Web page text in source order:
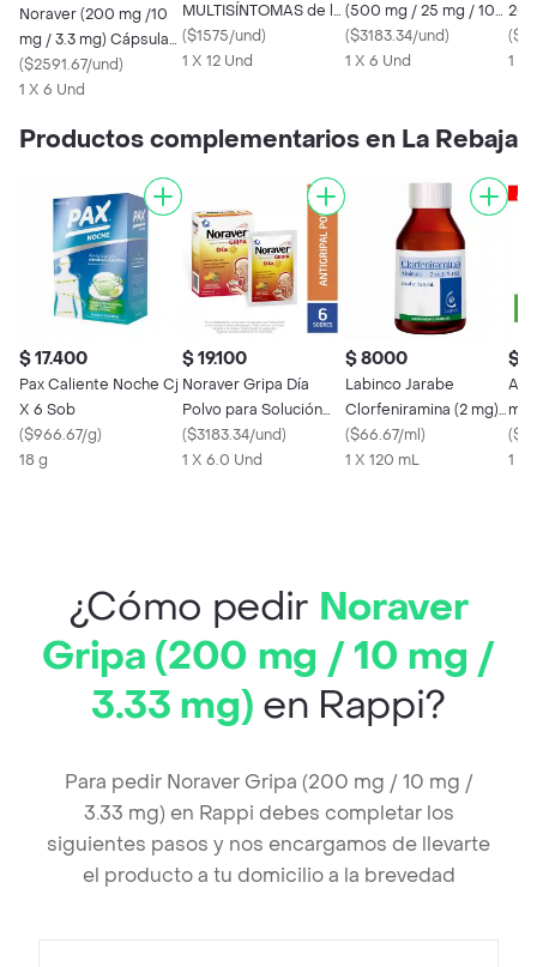
Noraver (200 mg /10
mg / 3.3 mg) Cápsulas
Líquidas
($2591.67/und)
1 X 6 Und
MULTISÍNTOMAS de la
Gripa X 12 tabs
($1575/und)
1 X 12 Und
(500 mg / 25 mg / 10
mg)
($3183.34/und)
1 X 6 Und
(
1 X
Productos complementarios en La Rebaja
$ 17.400
Pax Caliente Noche Cj
X 6 Sob
($966.67/g)
18 g
$ 19.100
Noraver Gripa Día
Polvo para Solución
con Sabor a Naranja
($3183.34/und)
1 X 6.0 Und
$ 8000
Labinco Jarabe
Clorfeniramina (2 mg)
120 mL
($66.67/ml)
1 X 120 mL
$
mg)
(
1 x
¿Cómo pedir Noraver
Gripa (200 mg / 10 mg /
3.33 mg) en Rappi?
Para pedir Noraver Gripa (200 mg / 10 mg /
3.33 mg) en Rappi debes completar los
siguientes pasos y nos encargamos de llevarte
el producto a tu domicilio a la brevedad